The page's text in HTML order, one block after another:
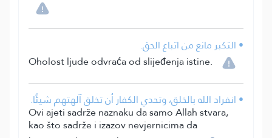
• التكبر مانع من اتباع الحق.
Oholost ljude odvraća od slijeđenja istine.
• انفراد الله بالخلق، وتحدي الكفار أن تخلق آلهتهم شيئًا.
Ovi ajeti sadrže naznaku da samo Allah stvara,
kao što sadrže i izazov nevjernicima da